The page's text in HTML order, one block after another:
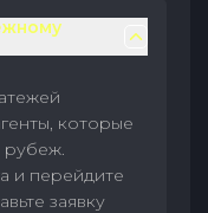
которые
рубеж.
и перейдите
заявку